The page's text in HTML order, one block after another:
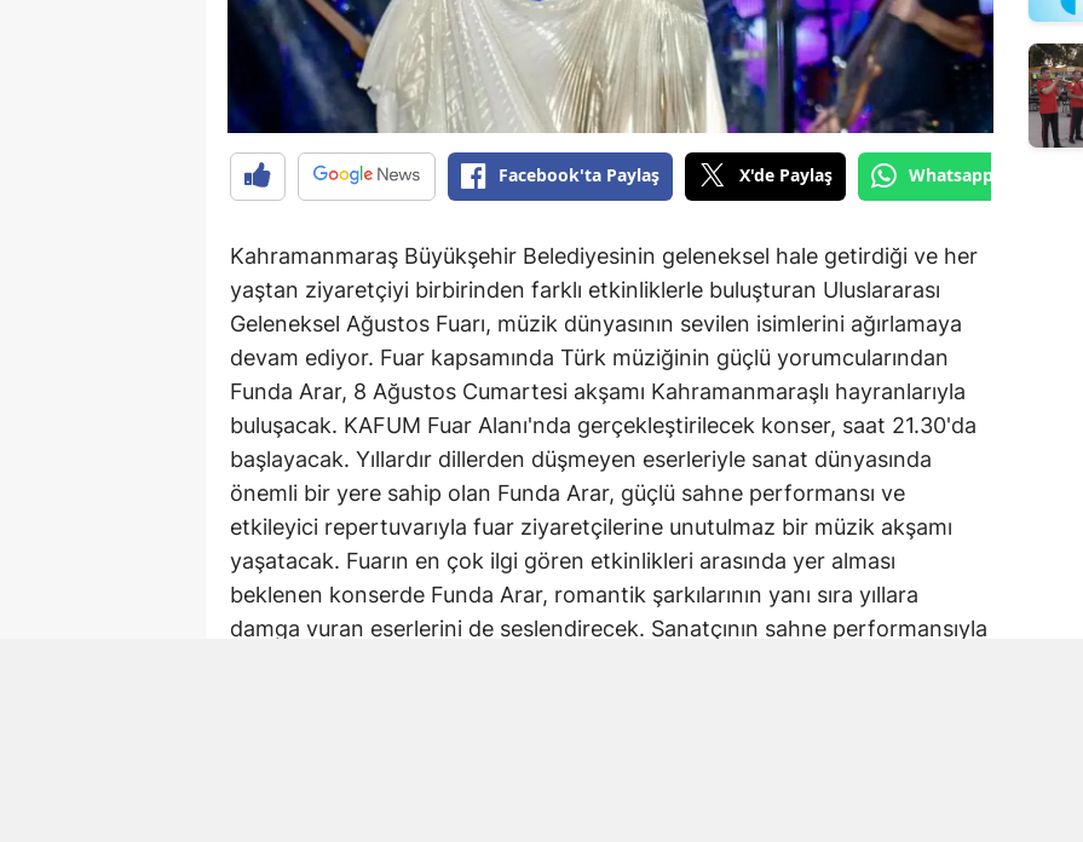
Facebook'ta Paylaş X'de Paylaş Whatsapp'tan Gönder
Kahramanmaraş Büyükşehir Belediyesinin geleneksel hale getirdiği ve her
yaştan ziyaretçiyi birbirinden farklı etkinliklerle buluşturan Uluslararası
Geleneksel Ağustos Fuarı, müzik dünyasının sevilen isimlerini ağırlamaya
devam ediyor. Fuar kapsamında Türk müziğinin güçlü yorumcularından
Funda Arar, 8 Ağustos Cumartesi akşamı Kahramanmaraşlı hayranlarıyla
buluşacak. KAFUM Fuar Alanı'nda gerçekleştirilecek konser, saat 21.30'da
başlayacak. Yıllardır dillerden düşmeyen eserleriyle sanat dünyasında
önemli bir yere sahip olan Funda Arar, güçlü sahne performansı ve
etkileyici repertuvarıyla fuar ziyaretçilerine unutulmaz bir müzik akşamı
yaşatacak. Fuarın en çok ilgi gören etkinlikleri arasında yer alması
beklenen konserde Funda Arar, romantik şarkılarının yanı sıra yıllara
damga vuran eserlerini de seslendirecek. Sanatçının sahne performansıyla